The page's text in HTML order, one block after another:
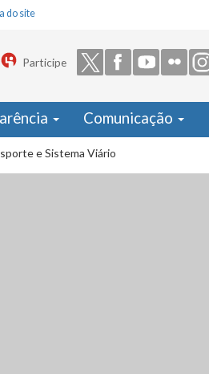
do site
Participe
Comunicação
e Sistema Viário